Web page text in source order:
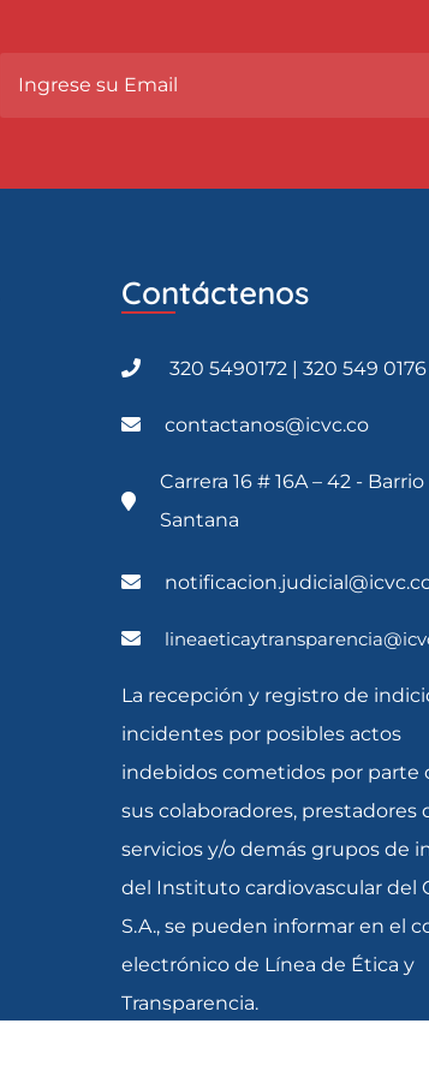
Contáctenos
320 5490172 | 320 549 0176
contactanos@icvc.co
Carrera 16 # 16A – 42 - Barrio
Santana
La recepción y registro de
incidentes por posibles actos
indebidos cometidos por parte
sus colaboradores, prestadores
servicios y/o demás grupos de
del Instituto cardiovascular del
S.A., se pueden informar en el
electrónico de Línea de Ética y
Transparencia.